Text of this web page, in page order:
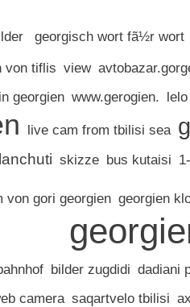
georgisch wort fã½r wort
von tiflis view
georgien www.gerogien.
live cam from tbilisi sea
lanchuti skizze bus kutaisi
von gori georgien georgien
bilder zugdidi dadiani
camera saqartvelo tbilisi